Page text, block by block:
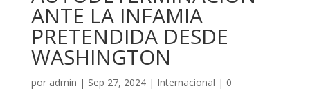
ANTE LA INFAMIA
PRETENDIDA DESDE
WASHINGTON
por admin | Sep 27, 2024| Internacional | 0